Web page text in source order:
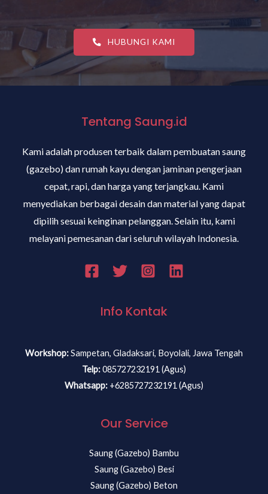
HUBUNGI KAMI
Tentang Saung.id
Kami adalah produsen terbaik dalam pembuatan saung
(gazebo) dan rumah kayu dengan jaminan pengerjaan
cepat, rapi, dan harga yang terjangkau. Kami
menyediakan berbagai desain dan material yang dapat
dipilih sesuai keinginan pelanggan. Selain itu, kami
melayani pemesanan dari seluruh wilayah Indonesia.
Info Kontak
Workshop:Sampetan, Gladaksari, Boyolali, Jawa Tengah
Telp:085727232191 (Agus)
Whatsapp: +6285727232191 (Agus)
Our Service
Saung (Gazebo) Bambu
Saung (Gazebo) Besi
Saung (Gazebo) Beton